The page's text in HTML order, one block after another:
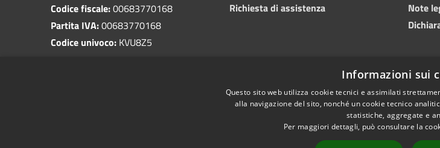
Codice fiscale:00683770168
Partita IVA:00683770168
Codice univoco: KVU8Z5
Richiesta di assistenza
Note
Informazioni sui
Questo sito web utilizza cookie tecnici e assimilati
alla navigazione del sito, nonché un cookie tecnico
statistiche, aggregate e
Per maggiori dettagli, può consultare la